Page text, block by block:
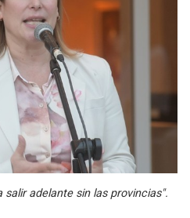
salir adelante sin las provincias".